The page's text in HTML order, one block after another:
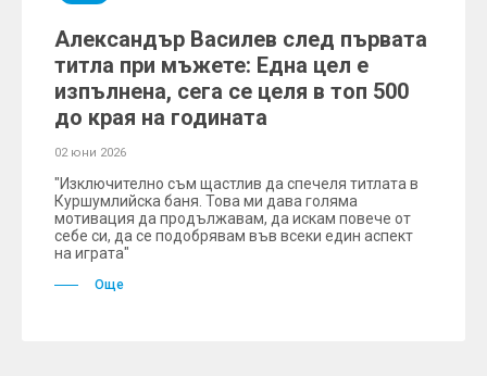
Александър Василев след първата
титла при мъжете: Една цел е
изпълнена, сега се целя в топ 500
до края на годината
02 юни 2026
"Изключително съм щастлив да спечеля титлата в
Куршумлийска баня. Това ми дава голяма
мотивация да продължавам, да искам повече от
себе си, да се подобрявам във всеки един аспект
на играта"
Още